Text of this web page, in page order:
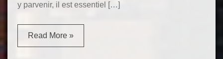
y parvenir, il est essentiel […]
Read More »